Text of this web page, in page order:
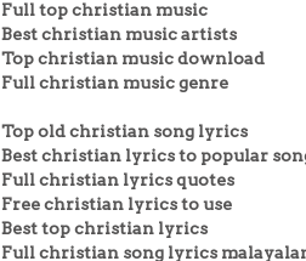
Full top christian music
Best christian music artists
Top christian music download
Full christian music genre
Top old christian song lyrics
Best christian lyrics to popular
Full christian lyrics quotes
Free christian lyrics to use
Best top christian lyrics
Full christian song lyrics